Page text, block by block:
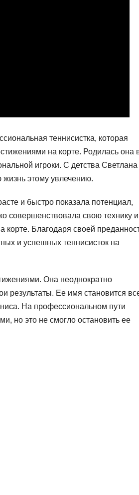
теннисистка, которая
на корте. Родилась она
игроки. С детства Светлана
этому увлечению.
и быстро показала потенциал,
совершенствовала свою технику и
корте. Благодаря своей
и успешных теннисисток на
Она неоднократно
результаты. Ее имя становится
На профессиональном пути
но это не смогло остановить ее